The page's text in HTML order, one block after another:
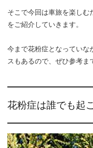
そこで今回は車旅を楽し
をご紹介していきます。
今まで花粉症となっていな
スもあるので、ぜひ参考ま
花粉症は誰でも起